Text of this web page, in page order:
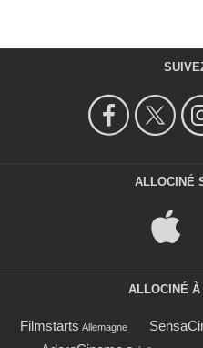
ALLOCINÉ
ALLOCINÉ
Filmstarts Allemagne